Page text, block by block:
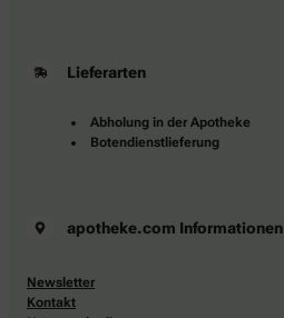
Lieferarten
Abholung in der Apotheke
Botendienstlieferung
apotheke.com Informationen
Newsletter
Kontakt